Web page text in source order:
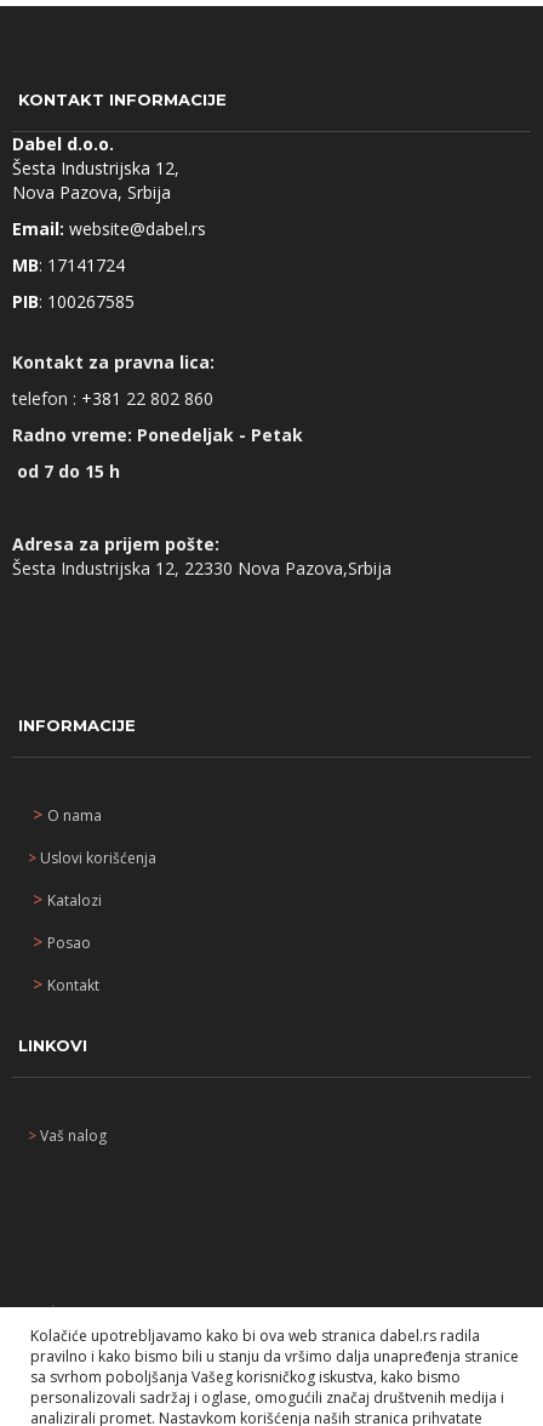
KONTAKT INFORMACIJE
Dabel d.o.o.
Šesta Industrijska 12,
Nova Pazova, Srbija
Email: website@dabel.rs
MB: 17141724
PIB: 100267585
Kontakt za pravna lica:
telefon : +381 22 802 860
Radno vreme: Ponedeljak - Petak
od 7 do 15 h
Adresa za prijem pošte:
Šesta Industrijska 12, 22330 Nova Pazova,Srbija
INFORMACIJE
> O nama
> Uslovi korišćenja
> Katalozi
> Posao
> Kontakt
LINKOVI
>Vaš nalog
_ *
Kolačiće upotrebljavamo kako bi ova web stranica dabel.rs radila
pravilno i kako bismo bili u stanju da vršimo dalja unapređenja stranice
sa svrhom poboljšanja Vašeg korisničkog iskustva, kako bismo
personalizovali sadržaj i oglase, omogućili značaj društvenih medija i
analizirali promet. Nastavkom korišćenja naših stranica prihvatate